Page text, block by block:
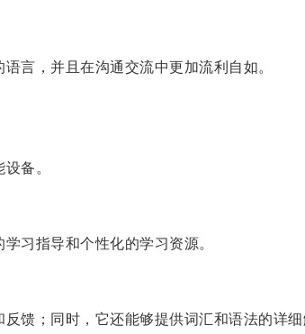
，并且在沟通交流中更加流利自如。
备。
习指导和个性化的学习资源。
；同时，它还能够提供词汇和语法的详细